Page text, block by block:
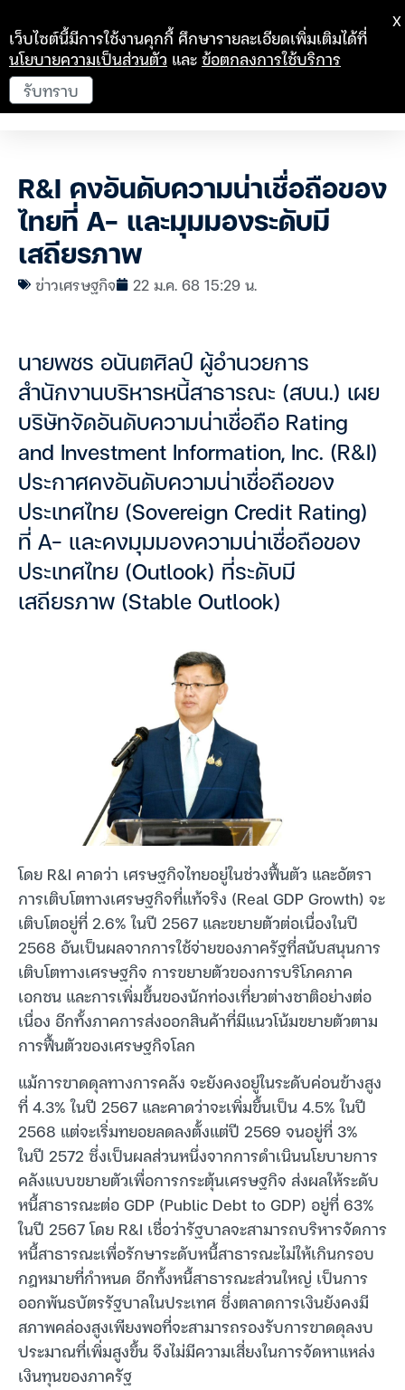
R&I คงอันดับความน่าเชื่อถือของ
ไทยที่ A- และมุมมองระดับมี
เสถียรภาพ
ข่าวเศรษฐกิจ 22 ม.ค. 68 15:29 น.
นายพชร อนันตศิลป์ ผู้อำนวยการ
สำนักงานบริหารหนี้สาธารณะ (สบน.) เผย
บริษัทจัดอันดับความน่าเชื่อถือ Rating
and Investment Information, Inc. (R&I)
ประกาศคงอันดับความน่าเชื่อถือของ
ประเทศไทย (Sovereign Credit Rating)
ที่ A- และคงมุมมองความน่าเชื่อถือของ
ประเทศไทย (Outlook) ที่ระดับมี
เสถียรภาพ (Stable Outlook)
โดย R&I คาดว่า เศรษฐกิจไทยอยู่ในช่วงฟื้นตัว และอัตรา
การเติบโตทางเศรษฐกิจที่แท้จริง (Real GDP Growth) จะ
เติบโตอยู่ที่ 2.6% ในปี 2567 และขยายตัวต่อเนื่องในปี
2568 อันเป็นผลจากการใช้จ่ายของภาครัฐที่สนับสนุนการ
เติบโตทางเศรษฐกิจ การขยายตัวของการบริโภคภาค
เอกชน และการเพิ่มขึ้นของนักท่องเที่ยวต่างชาติอย่างต่อ
เนื่อง อีกทั้งภาคการส่งออกสินค้าที่มีแนวโน้มขยายตัวตาม
การฟื้นตัวของเศรษฐกิจโลก
แม้การขาดดุลทางการคลัง จะยังคงอยู่ในระดับค่อนข้างสูง
ที่ 4.3% ในปี 2567 และคาดว่าจะเพิ่มขึ้นเป็น 4.5% ในปี
2568 แต่จะเริ่มทยอยลดลงตั้งแต่ปี 2569 จนอยู่ที่ 3%
ในปี 2572 ซึ่งเป็นผลส่วนหนึ่งจากการดำเนินนโยบายการ
คลังแบบขยายตัวเพื่อการกระตุ้นเศรษฐกิจ ส่งผลให้ระดับ
หนี้สาธารณะต่อ GDP (Public Debt to GDP) อยู่ที่ 63%
ในปี 2567 โดย R&I เชื่อว่ารัฐบาลจะสามารถบริหารจัดการ
หนี้สาธารณะเพื่อรักษาระดับหนี้สาธารณะไม่ให้เกินกรอบ
กฎหมายที่กำหนด อีกทั้งหนี้สาธารณะส่วนใหญ่ เป็นการ
ออกพันธบัตรรัฐบาลในประเทศ ซึ่งตลาดการเงินยังคงมี
สภาพคล่องสูงเพียงพอที่จะสามารถรองรับการขาดดุลงบ
ประมาณที่เพิ่มสูงขึ้น จึงไม่มีความเสี่ยงในการจัดหาแหล่ง
เงินทุนของภาครัฐ
เว็บไซต์นี้มีการใช้งานคุกกี้ ศึกษารายละเอียดเพิ่มเติมได้ที่
นโยบายความเป็นส่วนตัว และข้อตกลงการใช้บริการ
รับทราบ
X